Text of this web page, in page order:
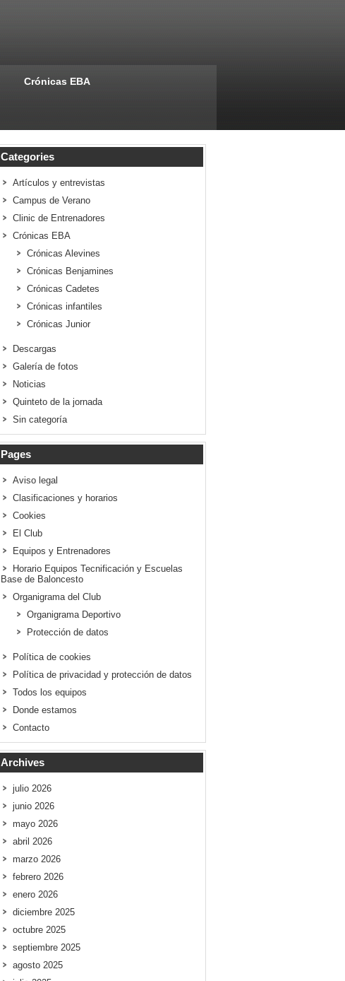
Crónicas EBA
Categories
Artículos y entrevistas
Campus de Verano
Clinic de Entrenadores
Crónicas EBA
Crónicas Alevines
Crónicas Benjamines
Crónicas Cadetes
Crónicas infantiles
Crónicas Junior
Descargas
Galería de fotos
Noticias
Quinteto de la jornada
Sin categoría
Pages
Aviso legal
Clasificaciones y horarios
Cookies
El Club
Equipos y Entrenadores
Horario Equipos Tecnificación y Escuelas
Base de Baloncesto
Organigrama del Club
Organigrama Deportivo
Protección de datos
Política de cookies
Política de privacidad y protección de datos
Todos los equipos
Donde estamos
Contacto
Archives
julio 2026
junio 2026
mayo 2026
abril 2026
marzo 2026
febrero 2026
enero 2026
diciembre 2025
octubre 2025
septiembre 2025
agosto 2025